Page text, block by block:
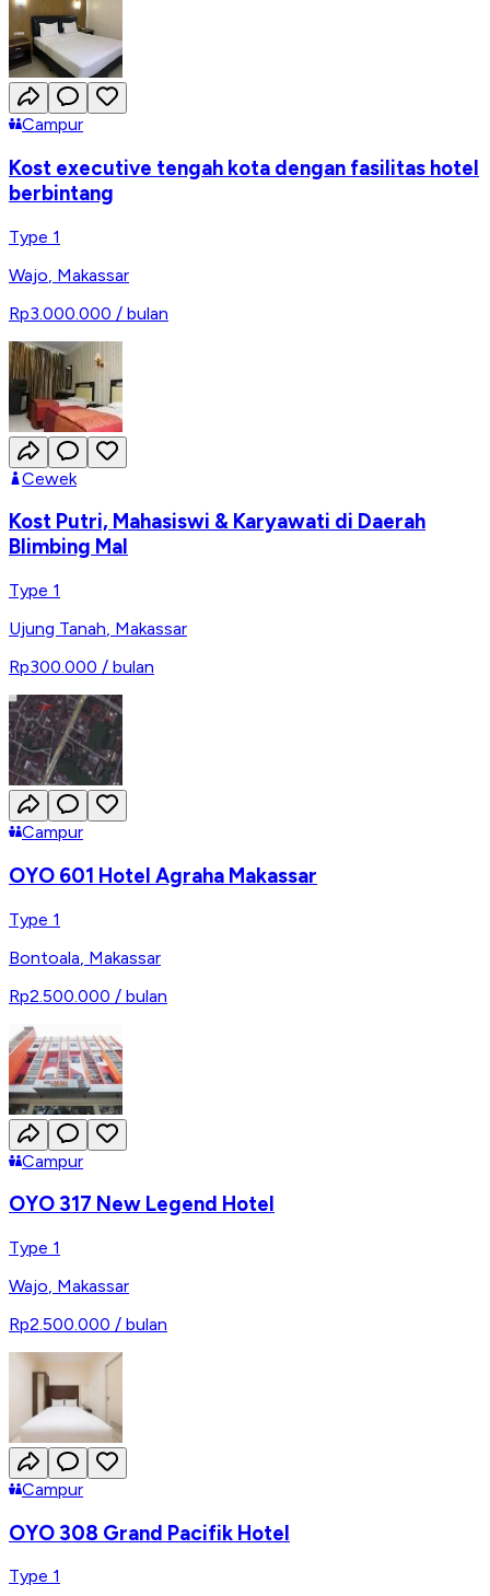
Campur
Kost executive tengah kota dengan fasilitas hotel
berbintang
Type 1
Wajo Makassar
Rp3.000.000 / bulan
Cewek
Kost Putri, Mahasiswi & Karyawati di Daerah
Blimbing Mal
Type 1
Ujung Tanah, Makassar
Rp300.000 / bulan
Campur
OYO 601 Hotel Agraha Makassar
Type 1
Bontoala Makassar
Rp2.500.000 / bulan
Campur
OYO 317 New Legend Hotel
Type 1
Wajo, Makassar
Rp2.500.000 / bulan
Campur
OYO 308 Grand Pacifik Hotel
Type 1